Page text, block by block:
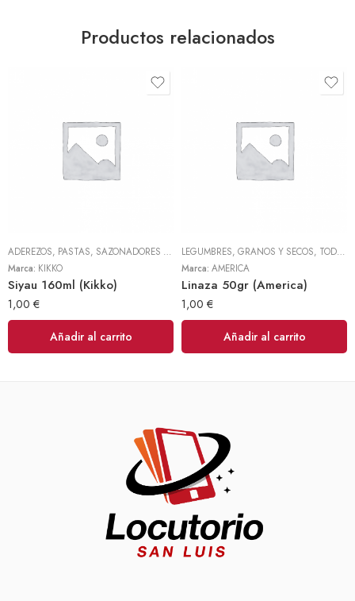
Productos relacionados
ADEREZOS, PASTAS, SAZONADORES Y CONDIMENTOS ,TODOS
Marca: KIKKO
Siyau 160ml (Kikko)
1,00 €
Añadir al carrito
LEGUMBRES, GRANOS Y SECOS, TODOS
Marca: AMERICA
Linaza 50gr (America)
1,00 €
Añadir al carrito